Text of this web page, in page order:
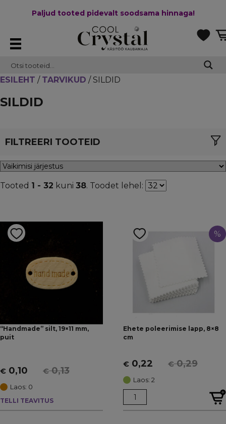
Paljud tooted pidevalt soodsama hinnaga!
ESILEHT / TARVIKUD / SILDID
SILDID
FILTREERI TOOTEID
KATEGOORIAD
Laos(33)
Otsas
Tooted 1 - 32 kuni 38. Toodet lehel:
“Handmade” silt, 19×11 mm,
puit
€0,13
Algne
hind
oli:
€ 0,13.
€ 0,10
Current
price
is:
€ 0,10.
Laos: 0
TELLI TEAVITUS
%
Ehete poleerimise lapp, 8×8
cm
€0,29
Algne
hind
oli:
€ 0,29.
€ 0,22
Current
price
is:
€ 0,22.
Laos: 2